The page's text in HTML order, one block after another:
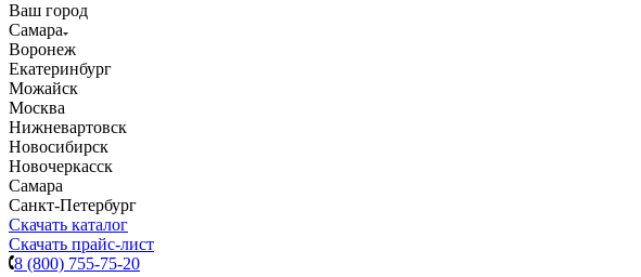
Ваш город
Самара
Воронеж
Екатеринбург
Можайск
Москва
Нижневартовск
Новосибирск
Новочеркасск
Самара
Санкт-Петербург
Скачать каталог
Скачать прайс-лист
8 (800) 755-75-20